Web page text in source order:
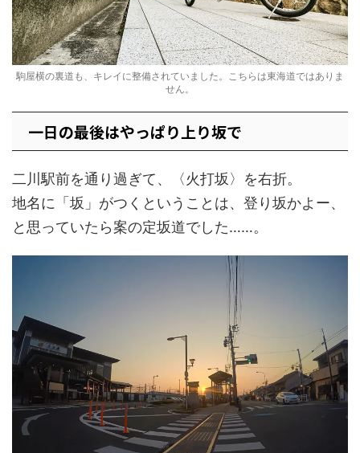
駒屋横の裏道も、キレイに整備されていました。こちらは東海道ではありま
せん。
一日の最後はやっぱり上り坂で
二川駅前を通り過ぎて、〈火打坂〉を右折。
地名に「坂」がつくということは、登り坂かよー、
と思っていたら案の定坂道でした……。